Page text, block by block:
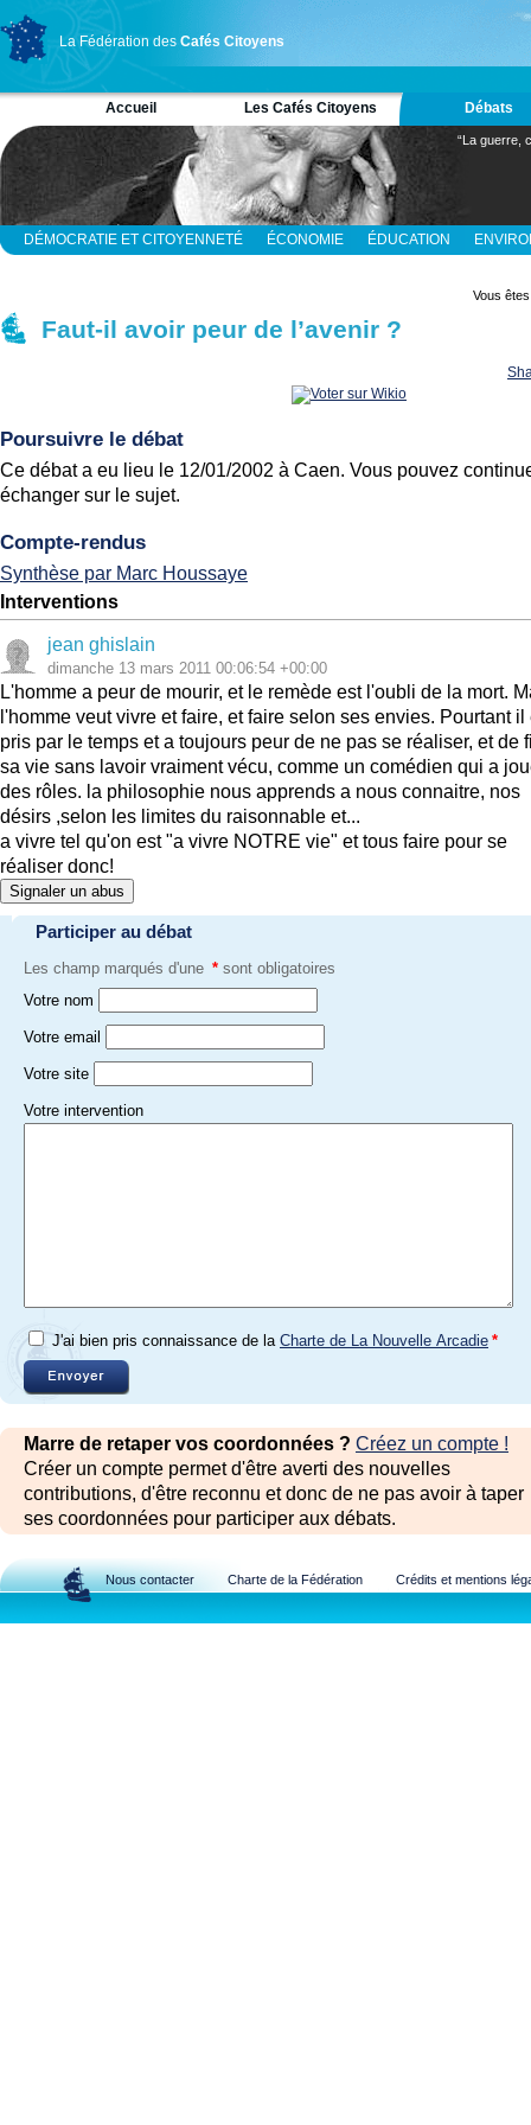
La Fédération des Cafés Citoyens
Accueil Les Cafés Citoyens Débats
“La guerre,
DÉMOCRATIE ET CITOYENNETÉ ÉCONOMIE ÉDUCATION
Vous
Faut-il avoir peur de l’avenir ?
Poursuivre le débat
Ce débat a eu lieu le 12/01/2002 à Caen. Vous pouvez
échanger sur le sujet.
Compte-rendus
Synthèse par Marc Houssaye
Interventions
jean ghislain
dimanche 13 mars 2011 00:06:54 +00:00
L'homme a peur de mourir, et le remède est l'oubli de la mort.
l'homme veut vivre et faire, et faire selon ses envies. Pourtant il
pris par le temps et a toujours peur de ne pas se réaliser, et de
sa vie sans lavoir vraiment vécu, comme un comédien qui a
des rôles. la philosophie nous apprends a nous connaitre, nos
désirs ,selon les limites du raisonnable et...
a vivre tel qu'on est "a vivre NOTRE vie" et tous faire pour se
réaliser donc!
Signaler un abus
Participer au débat
Les champ marqués d'une * sont obligatoires
Votre nom
Votre email
Votre site
Votre intervention
J'ai bien pris connaissance de la Charte de La Nouvelle Arcadie *
Marre de retaper vos coordonnées ? Créez un compte !
Créer un compte permet d'être averti des nouvelles
contributions, d'être reconnu et donc de ne pas avoir à taper
ses coordonnées pour participer aux débats.
Nous contacter Charte de la Fédération Crédits et mentions